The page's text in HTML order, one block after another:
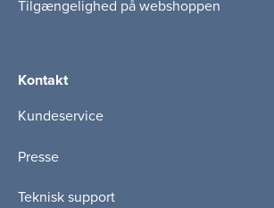
Tilgængelighed på webshoppen
Kontakt
Kundeservice
Presse
Teknisk support